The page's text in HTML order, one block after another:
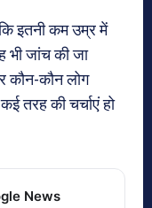
इतनी कम उम्र में
भी जांच की जा
कौन-कौन लोग
तरह की चर्चाएं हो
News